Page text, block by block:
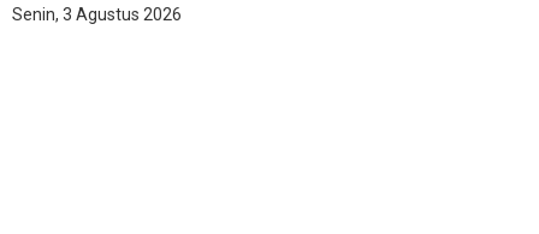
Senin, 3 Agustus 2026